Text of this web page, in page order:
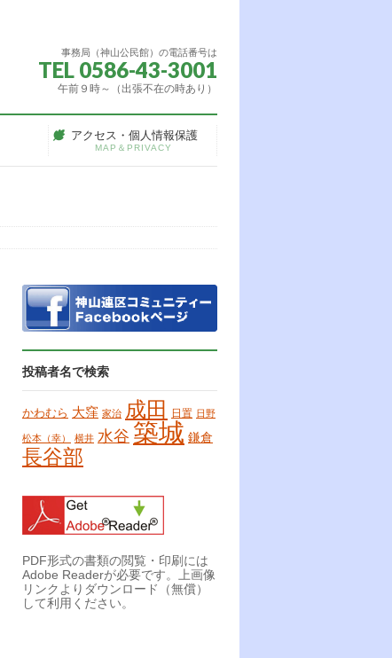
事務局（神山公民館）の電話番号は
TEL 0586-43-3001
午前９時～（出張不在の時あり）
アクセス・個人情報保護
MAP＆PRIVACY
投稿者名で検索
かわむら 大窪 家治 成田 日置 日野
松本（幸） 横井 水谷 築城 鎌倉
長谷部
PDF形式の書類の閲覧・印刷には
Adobe Readerが必要です。上画像
リンクよりダウンロード（無償）
して利用ください。